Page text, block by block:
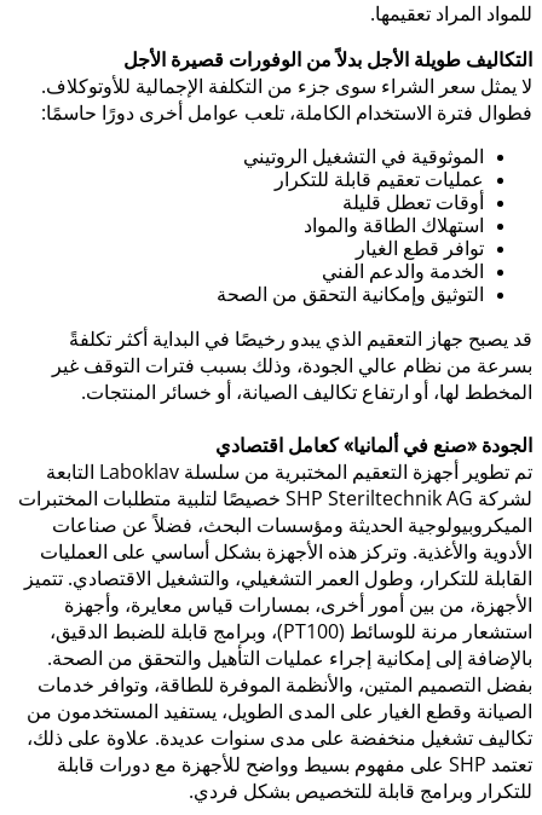
للمواد المراد تعقيمها.
التكاليف طويلة الأجل بدلاً من الوفورات قصيرة الأجل
لا يمثل سعر الشراء سوى جزء من التكلفة الإجمالية للأوتوكلاف.
فطوال فترة الاستخدام الكاملة، تلعب عوامل أخرى دورًا حاسمًا:
الموثوقية في التشغيل الروتيني
عمليات تعقيم قابلة للتكرار
أوقات تعطل قليلة
استهلاك الطاقة والمواد
توافر قطع الغيار
الخدمة والدعم الفني
التوثيق وإمكانية التحقق من الصحة
قد يصبح جهاز التعقيم الذي يبدو رخيصًا في البداية أكثر تكلفةً
بسرعة من نظام عالي الجودة، وذلك بسبب فترات التوقف غير
المخطط لها، أو ارتفاع تكاليف الصيانة، أو خسائر المنتجات.
الجودة «صنع في ألمانيا» كعامل اقتصادي
تم تطوير أجهزة التعقيم المختبرية من سلسلة Laboklav التابعة
لشركة SHP Steriltechnik AG خصيصًا لتلبية متطلبات المختبرات
الميكروبيولوجية الحديثة ومؤسسات البحث، فضلاً عن صناعات
الأدوية والأغذية. وتركز هذه الأجهزة بشكل أساسي على العمليات
القابلة للتكرار، وطول العمر التشغيلي، والتشغيل الاقتصادي. تتميز
الأجهزة، من بين أمور أخرى، بمسارات قياس معايرة، وأجهزة
استشعار مرنة للوسائط (PT100)، وبرامج قابلة للضبط الدقيق،
بالإضافة إلى إمكانية إجراء عمليات التأهيل والتحقق من الصحة.
بفضل التصميم المتين، والأنظمة الموفرة للطاقة، وتوافر خدمات
الصيانة وقطع الغيار على المدى الطويل، يستفيد المستخدمون من
تكاليف تشغيل منخفضة على مدى سنوات عديدة. علاوة على ذلك،
تعتمد SHP على مفهوم بسيط وواضح للأجهزة مع دورات قابلة
للتكرار وبرامج قابلة للتخصيص بشكل فردي.